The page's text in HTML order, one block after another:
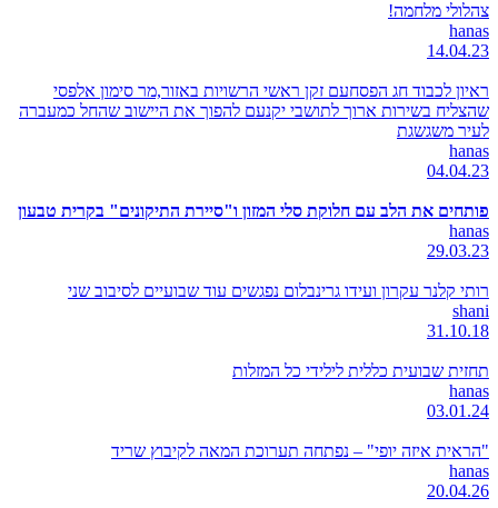
צהלולי מלחמה!
hanas
14.04.23
ראיון לכבוד חג הפסחעם זקן ראשי הרשויות באזור,מר סימון אלפסי
שהצליח בשירות ארוך לתושבי יקנעם להפוך את היישוב שהחל כמעברה
לעיר משגשגת
hanas
04.04.23
פותחים את הלב עם חלוקת סלי המזון ו"סיירת התיקונים" בקרית טבעון
hanas
29.03.23
רותי קלנר עקרון ועידו גרינבלום נפגשים עוד שבועיים לסיבוב שני
shani
31.10.18
תחזית שבועית כללית לילידי כל המזלות
hanas
03.01.24
"הראית איזה יופי" – נפתחה תערוכת המאה לקיבוץ שריד
hanas
20.04.26